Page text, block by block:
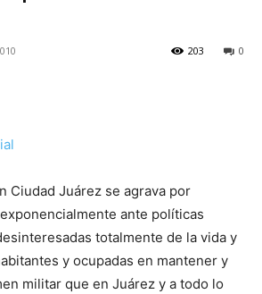
0
203
Ciudad Juárez se agrava por
ante políticas
totalmente de la vida y
y ocupadas en mantener y
militar que en Juárez y a todo lo